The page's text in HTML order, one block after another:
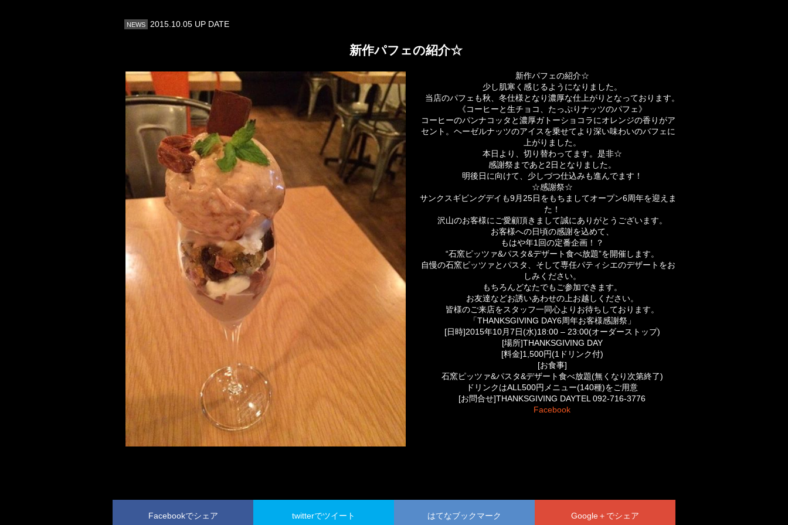
NEWS 2015.10.05 UP DATE
新作パフェの紹介☆
新作パフェの紹介☆
少し肌寒く感じるようになりました。
当店のパフェも秋、冬仕様となり濃厚な仕上がりとなっております。
《コーヒーと生チョコ、たっぷりナッツのパフェ》
コーヒーのパンナコッタと濃厚ガトーショコラにオレンジの香りがアク
セント。ヘーゼルナッツのアイスを乗せてより深い味わいのバフェに仕
上がりました。
本日より、切り替わってます。是非☆
感謝祭まであと2日となりました。
明後日に向けて、少しづつ仕込みも進んでます！
☆感謝祭☆
サンクスギビングデイも9月25日をもちましてオープン6周年を迎えまし
た！
沢山のお客様にご愛顧頂きまして誠にありがとうございます。
お客様への日頃の感謝を込めて、
もはや年1回の定番企画！？
“石窯ピッツァ&パスタ&デザート食べ放題”を開催します。
自慢の石窯ピッツァとパスタ、そして専任パティシエのデザートをお楽
しみください。
もちろんどなたでもご参加できます。
お友達などお誘いあわせの上お越しください。
皆様のご来店をスタッフ一同心よりお待ちしております。
「THANKSGIVING DAY6周年お客様感謝祭」
[日時]2015年10月7日(水)18:00 – 23:00(オーダーストップ)
[場所]THANKSGIVING DAY
[料金]1,500円(1ドリンク付)
[お食事]
石窯ピッツァ&パスタ&デザート食べ放題(無くなり次第終了)
ドリンクはALL500円メニュー(140種)をご用意
[お問合せ]THANKSGIVING DAYTEL 092-716-3776
Facebook
Facebookでシェア twitterでツイート はてなブックマーク Google＋でシェア